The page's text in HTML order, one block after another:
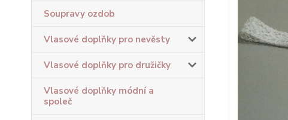
Soupravy ozdob
Vlasové doplňky pro nevěsty
Vlasové doplňky pro družičky
Vlasové doplňky módní a
společ